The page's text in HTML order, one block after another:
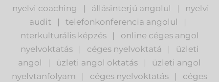
nyelvi coaching
| állásinterjú angolul |
nyelvi
audit
| telefonkonferencia angolul
|
nterkulturális képzés
| online céges angol
nyelvoktatás
| céges nyelvoktatá |
üzleti
angol
| üzleti angol oktatás |
üzleti angol
nyelvtanfolyam
| céges nyelvoktatás |
céges